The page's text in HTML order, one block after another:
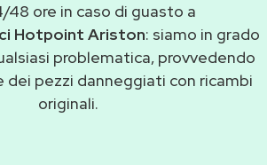
48 ore in caso di guasto a
Hotpoint Ariston: siamo in grado
problematica, provvedendo
dei pezzi danneggiati con ricambi
originali.